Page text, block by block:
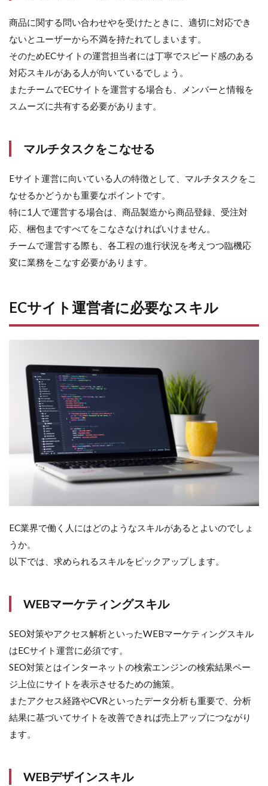
商品に関する問い合わせやを受けたときに、適切に対応でき
ないとユーザーから不満を持たれてしまいます。
そのためECサイトの運営担当者には丁寧でスピード感のある
対応スキルがある人が向いているでしょう。
またチームでECサイトを運営する場合も、メンバーと情報を
スムーズに共有する必要があります。
マルチタスクをこなせる
Eサイト運営に向いている人の特徴として、マルチタスクをこ
なせるかどうかも重要なポイントです。
特に1人で運営する場合は、商品製造から商品登録、受注対
応、梱包まですべてをこなさなければいけません。
チームで運営する際も、各工程の進行状況を考えつつ臨機応
変に業務をこなす必要があります。
ECサイト運営者に必要なスキル
EC業界で働く人にはどのようなスキルがあるとよいのでしょ
うか。
以下では、求められるスキルをピックアップします。
WEBマーケティングスキル
SEO対策やアクセス解析といったWEBマーケティングスキル
はECサイト運営に必須です。
SEO対策とはインターネットの検索エンジンの検索結果ペー
ジ上位にサイトを表示させるための施策。
またアクセス経路やCVRといったデータ分析も重要で、分析
結果に基づいてサイトを改善できれば売上アップにつながり
ます。
WEBデザインスキル